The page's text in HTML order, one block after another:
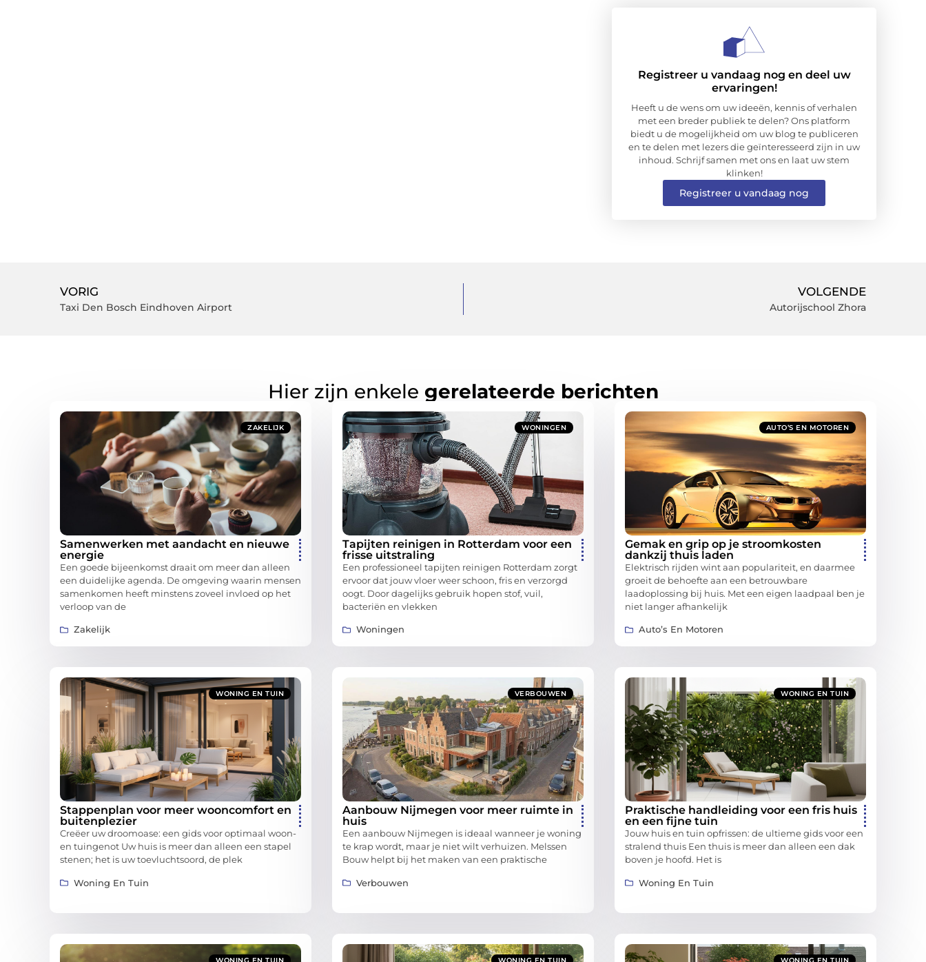
Registreer u vandaag nog en deel uw
ervaringen!
Heeft u de wens om uw ideeën, kennis of verhalen
met een breder publiek te delen? Ons platform
biedt u de mogelijkheid om uw blog te publiceren
en te delen met lezers die geïnteresseerd zijn in uw
inhoud. Schrijf samen met ons en laat uw stem
klinken!
Registreer u vandaag nog
VORIG
Taxi Den Bosch Eindhoven Airport
VOLGENDE
Autorijschool Zhora
Hier zijn enkele gerelateerde berichten
ZAKELIJK
Samenwerken met aandacht en nieuwe
energie
Een goede bijeenkomst draait om meer dan alleen
een duidelijke agenda. De omgeving waarin mensen
samenkomen heeft minstens zoveel invloed op het
verloop van de
Zakelijk
WONINGEN
Tapijten reinigen in Rotterdam voor een
frisse uitstraling
Een professioneel tapijten reinigen Rotterdam zorgt
ervoor dat jouw vloer weer schoon, fris en verzorgd
oogt. Door dagelijks gebruik hopen stof, vuil,
bacteriën en vlekken
Woningen
AUTO’S EN MOTOREN
Gemak en grip op je stroomkosten
dankzij thuis laden
Elektrisch rijden wint aan populariteit, en daarmee
groeit de behoefte aan een betrouwbare
laadoplossing bij huis. Met een eigen laadpaal ben je
niet langer afhankelijk
Auto’s En Motoren
WONING EN TUIN
Stappenplan voor meer wooncomfort en
buitenplezier
Creëer uw droomoase: een gids voor optimaal woon-
en tuingenot Uw huis is meer dan alleen een stapel
stenen; het is uw toevluchtsoord, de plek
Woning En Tuin
VERBOUWEN
Aanbouw Nijmegen voor meer ruimte in
huis
Een aanbouw Nijmegen is ideaal wanneer je woning
te krap wordt, maar je niet wilt verhuizen. Melssen
Bouw helpt bij het maken van een praktische
Verbouwen
WONING EN TUIN
Praktische handleiding voor een fris huis
en een fijne tuin
Jouw huis en tuin opfrissen: de ultieme gids voor een
stralend thuis Een thuis is meer dan alleen een dak
boven je hoofd. Het is
Woning En Tuin
WONING EN TUIN WONING EN TUIN WONING EN TUIN